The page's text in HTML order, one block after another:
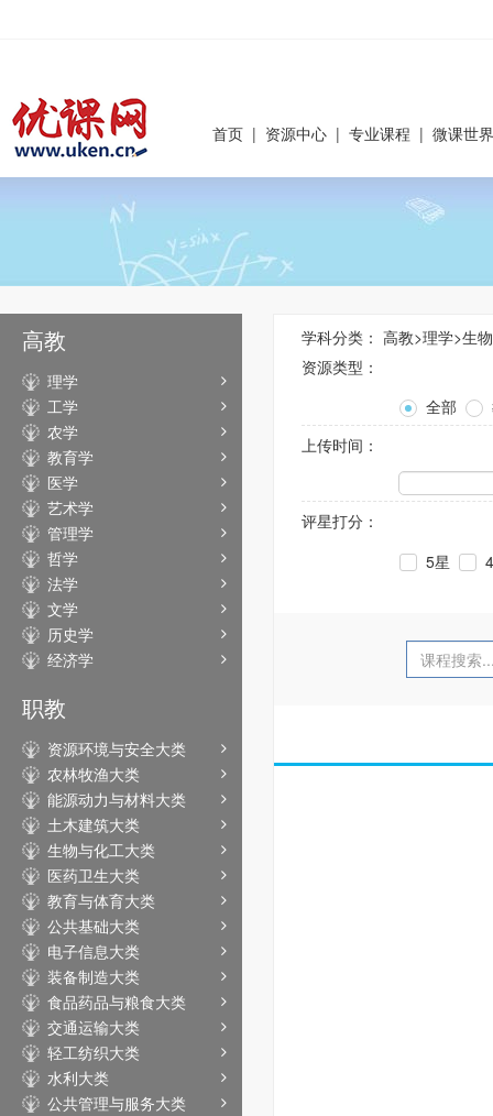
首页 | 资源中心 | 专业课程 | 微课世界
高教
理学
工学
农学
教育学
医学
艺术学
管理学
哲学
法学
文学
历史学
经济学
职教
资源环境与安全大类
农林牧渔大类
能源动力与材料大类
土木建筑大类
生物与化工大类
医药卫生大类
教育与体育大类
公共基础大类
电子信息大类
装备制造大类
食品药品与粮食大类
交通运输大类
轻工纺织大类
水利大类
公共管理与服务大类
学科分类： 高教>理学>生
资源类型：
全部
上传时间：
评星打分：
5星